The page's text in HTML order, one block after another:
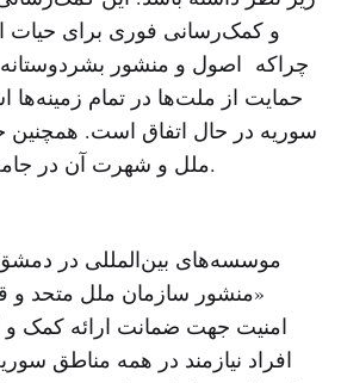
و کمک‌رسانی فوری برای حیات
چراکه اصول و منشور
حمایت از ملت‌ها در تمام
سوریه در حال اتفاق است.
ملل و شهرت آن در جامعه بین المللی است.
موسسه‌های بین‌المللی در دمشق
«منشور سازمان ملل متحد و
امنیت جهت ضمانت ارائه کمک و
افراد نیازمند در همه مناطق